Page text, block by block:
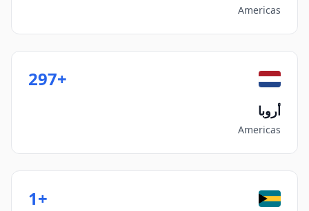
Americas
+297
أروبا
Americas
+1